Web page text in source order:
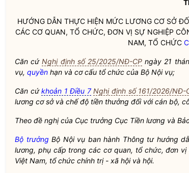
HƯỚNG DẪN THỰC HIỆN MỨC LƯƠNG CƠ SỞ
CÁC CƠ QUAN, TỔ CHỨC, ĐƠN VỊ SỰ NGHIỆP
NAM, TỔ CHỨC
Căn cứNghị định số 25/2025/NĐ-CP ngày 21
vụ, quyền hạn và cơ cấu tổ chức của Bộ Nội vụ;
Căn cứkhoản 1 Điều 7 Nghị định số 161/2026/NĐ-
lương cơ sở và chế độ tiền thưởng đối với cán bộ,
Theo đề nghị của Cục trưởng Cục Tiền lương và
Bộ trưởng Bộ Nội vụ ban hành Thông tư hướng
lương, phụ cấp trong các cơ quan, tổ chức, đơn
Việt Nam, tổ chức chính trị- xã hội và hội.